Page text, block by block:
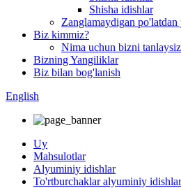
Shisha idishlar
Zanglamaydigan po'latdan
Biz kimmiz?
Nima uchun bizni tanlaysiz
Bizning Yangiliklar
Biz bilan bog'lanish
English
Uy
Mahsulotlar
Alyuminiy idishlar
To'rtburchaklar alyuminiy idishlar